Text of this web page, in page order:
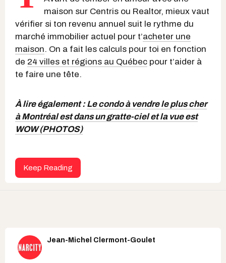
maison sur Centris ou Realtor, mieux vaut
vérifier si ton revenu annuel suit le rythme du
marché immobilier actuel pour t’acheter une
maison. On a fait les calculs pour toi en fonction
de 24 villes et régions au Québec pour t’aider à
te faire une tête.
À lire également :Le condo à vendre le plus cher
à Montréal est dans un gratte-ciel et la vue est
WOW (PHOTOS)
Keep Reading
Jean-Michel Clermont-Goulet